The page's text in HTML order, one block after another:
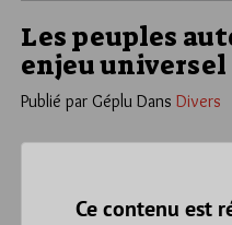
Les peuples
enjeu universel
Publié par Géplu Dans Divers
Ce contenu est